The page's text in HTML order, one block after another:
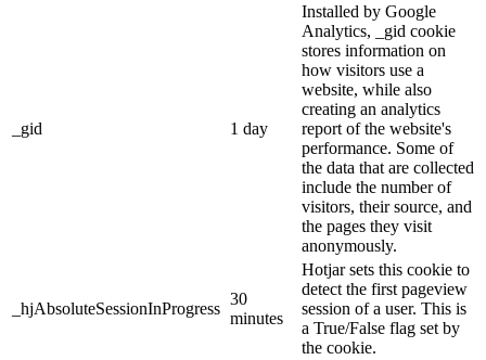
_gid 1 day
Installed by Google
Analytics, _gid cookie
stores information on
how visitors use a
website, while also
creating an analytics
report of the website's
performance. Some of
the data that are collected
include the number of
visitors, their source, and
the pages they visit
anonymously.
_hjAbsoluteSessionInProgress
30
minutes
Hotjar sets this cookie to
detect the first pageview
session of a user. This is
a True/False flag set by
the cookie.